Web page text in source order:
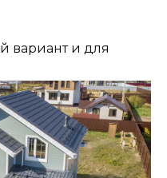
вариант и для